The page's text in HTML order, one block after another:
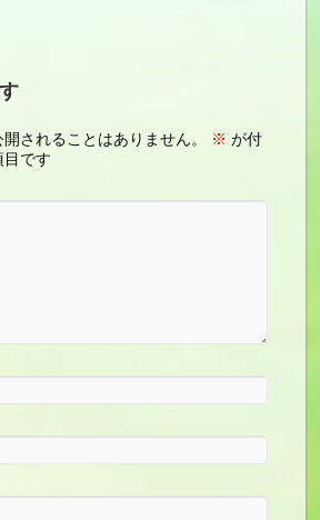
されることはありません。 ※ が付
目です